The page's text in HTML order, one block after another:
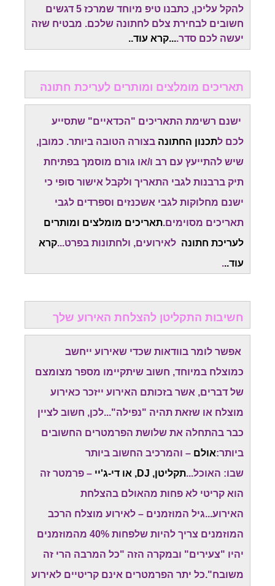
להקל עליכן, כתבנו טיפ מיוחד שמרכז 5 דגשים
חשובים לבחירת צלם לחתונה שלכם. מבטיח שזה
יעשה לכם סדר....קרא עוד..
תאריכים מומלצים ומותרים לעריכת חתונה
ישנם רשימת התאריכים "הכדאיים" שתסייע
לכם לתכנון החתונה בצורה הטובה ביותר. כמובן,
שיש להתייעץ עם רב ו/או גורם מוסמך בפתיחת
תיק ברבנות לגבי התאריך ולקבל אישור סופי כי
ישנם מחלוקות לגבי אשכנזים וספרדים לגבי
תאריכים מסוימים.תאריכים מומלצים ומותרים
לעריכת חתונה לאירועים, ולחתונות בפרט...קרא
עוד...
חשיבות התקליטן להצלחת האירוע שלך
אפשר לומר בוודאות שכדי שאירוע ייחשב
כמוצלח במיוחד, חשוב שיתקיימו מספר מצומצם
של דברים, אשר בזכותם האירוע ייזכר כאירוע
מוצלח או שזאת תהיה "נפילה"...לכן, חשוב לציין
כבר בהתחלה את שלושת הפרמטרים החשובים
ביותר:אולם – והמרכיב החשוב ביותר
שבו: האוכל...תקליטן, DJ, או די-ג'יי
– פרמטר זה
הוא קריטי לא פחות מהאולם בהצלחת
האירוע...גיל המוזמנים – לאירוע מוצלח הרכב
המוזמנים צריך להיות שלפחות 40% מהמוזמנים
יהיו "צעירים" ובמקרה הזה "כל המרבה הרי זה
משובח".כל יתר הפרמטרים אינם קריטיים לאירוע